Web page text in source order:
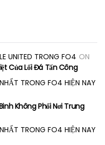
UNITED TRONG FO4 ON
Của Lối Đá Tấn Công
TRONG FO4 HIỆN NAY
Không Phổi Nơi Trung
TRONG FO4 HIỆN NAY